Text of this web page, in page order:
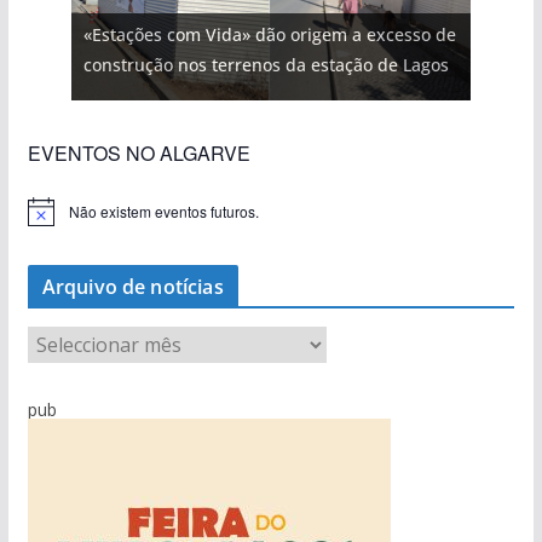
«Estações com Vida» dão origem a excesso de
construção nos terrenos da estação de Lagos
EVENTOS NO ALGARVE
Não existem eventos futuros.
Arquivo de notícias
r
q
pub